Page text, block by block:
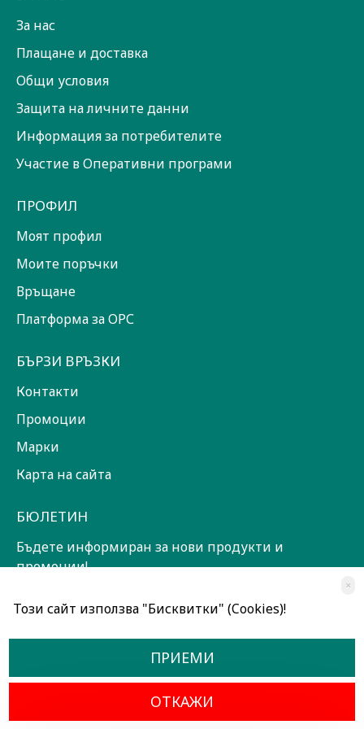
За нас
Плащане и доставка
Общи условия
Защита на личните данни
Информация за потребителите
Участие в Оперативни програми
ПРОФИЛ
Моят профил
Моите поръчки
Връщане
Платформа за ОРС
БЪРЗИ ВРЪЗКИ
Контакти
Промоции
Марки
Карта на сайта
БЮЛЕТИН
Бъдете информиран за нови продукти и
промоции!
Прочетох и съм съгласен сОбщи условия
×
Този сайт използва "Бисквитки" (Cookies)!
ПРИЕМИ
ОТКАЖИ